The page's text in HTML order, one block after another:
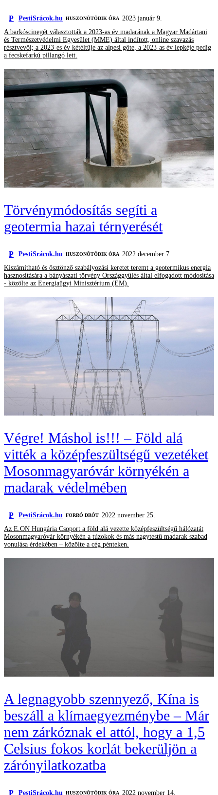
P PestiSrácok.hu HUSZONÖTÖDIK ÓRA 2023 január 9.
A barkóscinegét választották a 2023-as év madarának a Magyar Madártani
és Természetvédelmi Egyesület (MME) által indított, online szavazás
résztvevői; a 2023-es év kétéltűje az alpesi gőte, a 2023-as év lepkéje pedig
a fecskefarkú pillangó lett.
Törvénymódosítás segíti a
geotermia hazai térnyerését
P PestiSrácok.hu HUSZONÖTÖDIK ÓRA 2022 december 7.
Kiszámítható és ösztönző szabályozási keretet teremt a geotermikus energia
hasznosítására a bányászati törvény Országgyűlés által elfogadott módosítása
- közölte az Energiaügyi Minisztérium (EM).
Végre! Máshol is!!! – Föld alá
vitték a középfeszültségű vezetéket
Mosonmagyaróvár környékén a
madarak védelmében
P PestiSrácok.hu FORRÓ DRÓT 2022 november 25.
Az E.ON Hungária Csoport a föld alá vezette középfeszültségű hálózatát
Mosonmagyaróvár környékén a túzokok és más nagytestű madarak szabad
vonulása érdekében – közölte a cég pénteken.
A legnagyobb szennyező, Kína is
beszáll a klímaegyezménybe – Már
nem zárkóznak el attól, hogy a 1,5
Celsius fokos korlát bekerüljön a
zárónyilatkozatba
P PestiSrácok.hu HUSZONÖTÖDIK ÓRA 2022 november 14.